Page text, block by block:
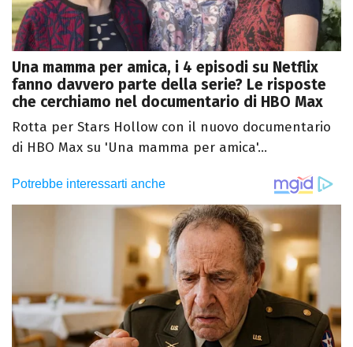
Una mamma per amica, i 4 episodi su Netflix
fanno davvero parte della serie? Le risposte
che cerchiamo nel documentario di HBO Max
Rotta per Stars Hollow con il nuovo documentario
di HBO Max su 'Una mamma per amica'...